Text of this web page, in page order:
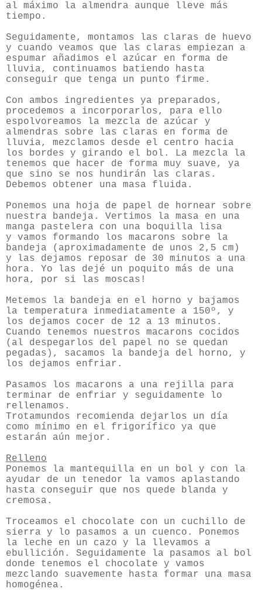
al máximo la almendra aunque lleve más
tiempo.
Seguidamente, montamos las claras de huevo
y cuando veamos que las claras empiezan a
espumar añadimos el azúcar en forma de
lluvia, continuamos batiendo hasta
conseguir que tenga un punto firme.
Con ambos ingredientes ya preparados,
procedemos a incorporarlos, para ello
espolvoreamos la mezcla de azúcar y
almendras sobre las claras en forma de
lluvia, mezclamos desde el centro hacia
los bordes y girando el bol. La mezcla la
tenemos que hacer de forma muy suave, ya
que sino se nos hundirán las claras.
Debemos obtener una masa fluida.
Ponemos una hoja de papel de hornear sobre
nuestra bandeja. Vertimos la masa en una
manga pastelera con una boquilla lisa
y vamos formando los macarons sobre la
bandeja (aproximadamente de unos 2,5 cm)
y las dejamos reposar de 30 minutos a una
hora. Yo las dejé un poquito más de una
hora, por si las moscas!
Metemos la bandeja en el horno y bajamos
la temperatura inmediatamente a 150º, y
los dejamos cocer de 12 a 13 minutos.
Cuando tenemos nuestros macarons cocidos
(al despegarlos del papel no se quedan
pegadas), sacamos la bandeja del horno, y
los dejamos enfriar.
Pasamos los macarons a una rejilla para
terminar de enfriar y seguidamente lo
rellenamos.
Trotamundos recomienda dejarlos un día
como mínimo en el frigorífico ya que
estarán aún mejor.
Relleno
Ponemos la mantequilla en un bol y con la
ayudar de un tenedor la vamos aplastando
hasta conseguir que nos quede blanda y
cremosa.
Troceamos el chocolate con un cuchillo de
sierra y lo pasamos a un cuenco. Ponemos
la leche en un cazo y la llevamos a
ebullición. Seguidamente la pasamos al bol
donde tenemos el chocolate y vamos
mezclando suavemente hasta formar una masa
homogénea.